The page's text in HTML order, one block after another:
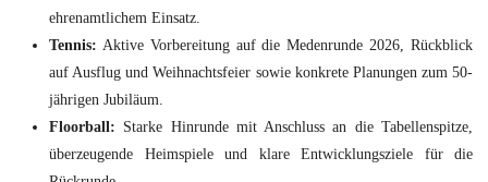
ehrenamtlichem Einsatz.
Tennis: Aktive Vorbereitung auf die Medenrunde 2026, Rückblick
auf Ausflug und Weihnachtsfeier sowie konkrete Planungen zum 50-
jährigen Jubiläum.
Floorball: Starke Hinrunde mit Anschluss an die Tabellenspitze,
überzeugende Heimspiele und klare Entwicklungsziele für die